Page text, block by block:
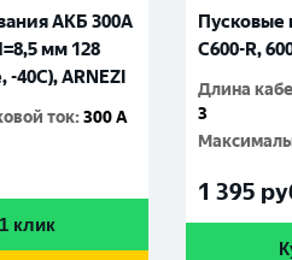
АКБ 300А
мм 128
40С), ARNEZI
ток:300 A
клик
Пусковые
C600-R,
Длина
3
1 395